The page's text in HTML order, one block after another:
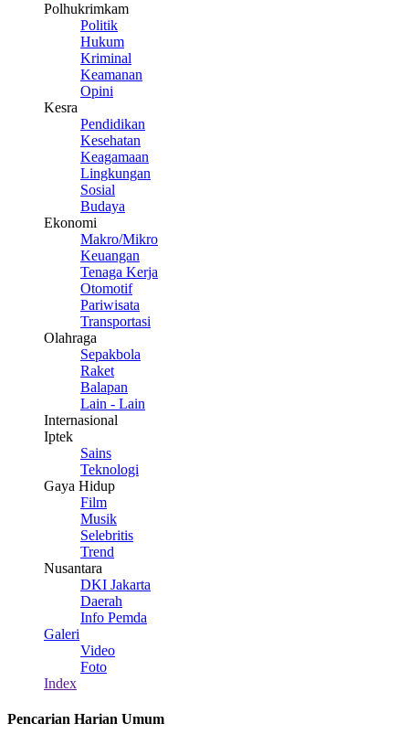
Polhukrimkam
Politik
Hukum
Kriminal
Keamanan
Opini
Kesra
Pendidikan
Kesehatan
Keagamaan
Lingkungan
Sosial
Budaya
Ekonomi
Makro/Mikro
Keuangan
Tenaga Kerja
Otomotif
Pariwisata
Transportasi
Olahraga
Sepakbola
Raket
Balapan
Lain - Lain
Internasional
Iptek
Sains
Teknologi
Gaya Hidup
Film
Musik
Selebritis
Trend
Nusantara
DKI Jakarta
Daerah
Info Pemda
Galeri
Video
Foto
Index
Pencarian Harian Umum